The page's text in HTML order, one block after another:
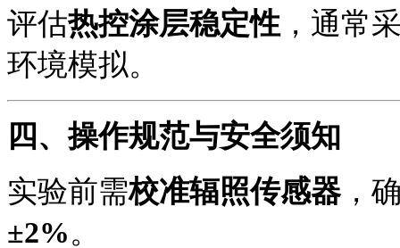
评估热控涂层稳定性 ，通常
环境模拟。
四、操作规范与安全须知
实验前需校准辐照传感器，
±2%。